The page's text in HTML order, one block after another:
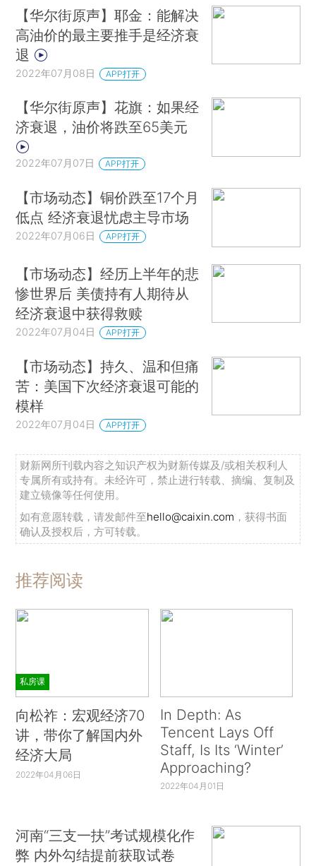
【华尔街原声】耶金：能解决
高油价的最主要推手是经济衰
退
2022年07月08日 APP打开
【华尔街原声】花旗：如果经
济衰退，油价将跌至65美元
2022年07月07日 APP打开
【市场动态】铜价跌至17个月
低点 经济衰退忧虑主导市场
2022年07月06日 APP打开
【市场动态】经历上半年的悲
惨世界后 美债持有人期待从
经济衰退中获得救赎
2022年07月04日 APP打开
【市场动态】持久、温和但痛
苦：美国下次经济衰退可能的
模样
2022年07月04日 APP打开
财新网所刊载内容之知识产权为财新传媒及/或相关权利人
专属所有或持有。未经许可，禁止进行转载、摘编、复制及
建立镜像等任何使用。
如有意愿转载，请发邮件至hello@caixin.com ，获得书面
确认及授权后，方可转载。
推荐阅读
私房课
向松祚：宏观经济70
讲，带你了解国内外
经济大局
2022年04月06日
In Depth: As
Tencent Lays Off
Staff, Is Its ‘Winter’
Approaching?
2022年04月01日
河南“三支一扶”考试规模化作
弊 内外勾结提前获取试卷